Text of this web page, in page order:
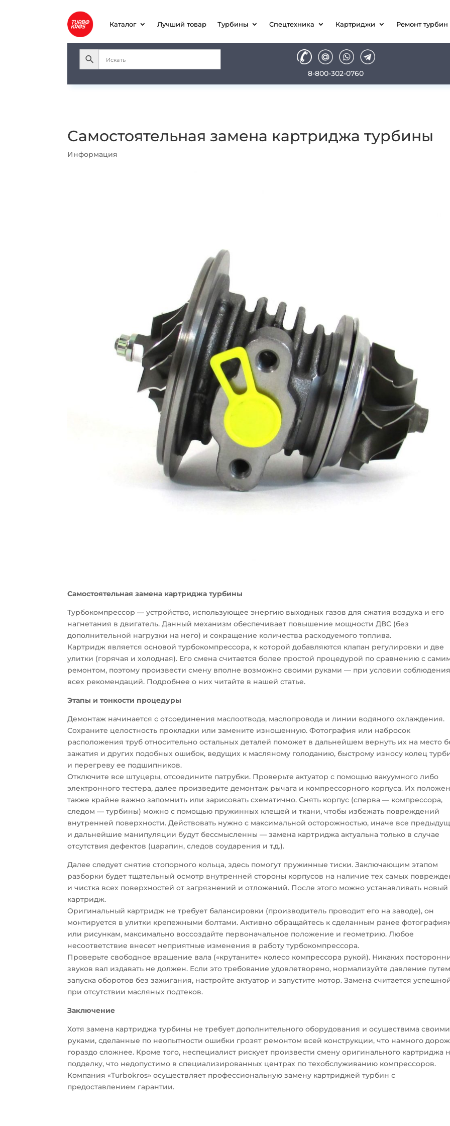
Каталог Лучший товар Турбины Спецтехника Картриджи Ремонт турбин
8-800-302-0760
Самостоятельная замена картриджа турбины
Информация
Самостоятельная замена картриджа турбины
Турбокомпрессор — устройство, использующее энергию выходных газов для сжатия воздуха и его
нагнетания в двигатель. Данный механизм обеспечивает повышение мощности ДВС (без
дополнительной нагрузки на него) и сокращение количества расходуемого топлива.
Картридж является основой турбокомпрессора, к которой добавляются клапан регулировки и две
улитки (горячая и холодная). Его смена считается более простой процедурой по сравнению с
ремонтом, поэтому произвести смену вполне возможно своими руками — при условии
всех рекомендаций. Подробнее о них читайте в нашей статье.
Этапы и тонкости процедуры
Демонтаж начинается с отсоединения маслоотвода, маслопровода и линии водяного охлаждения.
Сохраните целостность прокладки или замените изношенную. Фотография или набросок
расположения труб относительно остальных деталей поможет в дальнейшем вернуть их на место
зажатия и других подобных ошибок, ведущих к масляному голоданию, быстрому износу колец
и перегреву ее подшипников.
Отключите все штуцеры, отсоедините патрубки. Проверьте актуатор с помощью вакуумного либо
электронного тестера, далее произведите демонтаж рычага и компрессорного корпуса. Их
также крайне важно запомнить или зарисовать схематично. Снять корпус (сперва — компрессора,
следом — турбины) можно с помощью пружинных клещей и ткани, чтобы избежать повреждений
внутренней поверхности. Действовать нужно с максимальной осторожностью, иначе все
и дальнейшие манипуляции будут бессмысленны — замена картриджа актуальна только в случае
отсутствия дефектов (царапин, следов соударения и т.д.).
Далее следует снятие стопорного кольца, здесь помогут пружинные тиски. Заключающим этапом
разборки будет тщательный осмотр внутренней стороны корпусов на наличие тех самых
и чистка всех поверхностей от загрязнений и отложений. После этого можно устанавливать новый
картридж.
Оригинальный картридж не требует балансировки (производитель проводит его на заводе), он
монтируется в улитки крепежными болтами. Активно обращайтесь к сделанным ранее
или рисункам, максимально воссоздайте первоначальное положение и геометрию. Любое
несоответствие внесет неприятные изменения в работу турбокомпрессора.
Проверьте свободное вращение вала («крутаните» колесо компрессора рукой). Никаких
звуков вал издавать не должен. Если это требование удовлетворено, нормализуйте давление
запуска оборотов без зажигания, настройте актуатор и запустите мотор. Замена считается
при отсутствии масляных подтеков.
Заключение
Хотя замена картриджа турбины не требует дополнительного оборудования и осуществима своими
руками, сделанные по неопытности ошибки грозят ремонтом всей конструкции, что намного
гораздо сложнее. Кроме того, неспециалист рискует произвести смену оригинального картриджа
подделку, что недопустимо в специализированных центрах по техобслуживанию компрессоров.
Компания «Turbokros» осуществляет профессиональную замену картриджей турбин с
предоставлением гарантии.